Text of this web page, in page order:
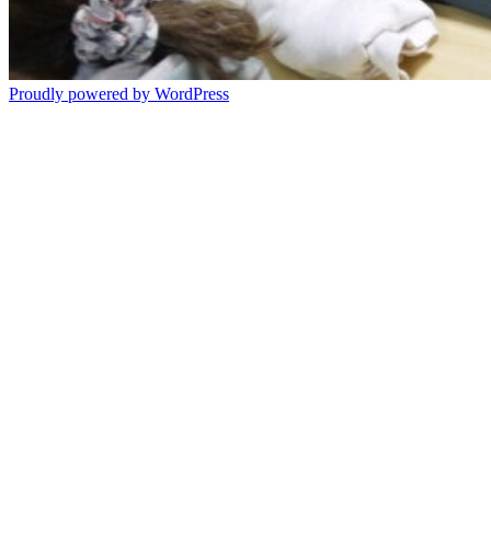
Proudly powered by WordPress